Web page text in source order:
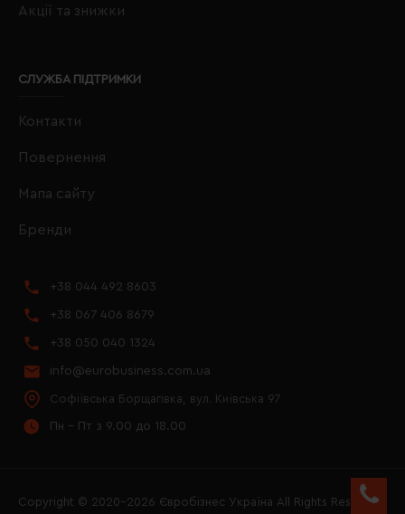
Акції та знижки
СЛУЖБА ПІДТРИМКИ
Контакти
Повернення
Мапа сайту
Бренди
+38 044 492 8603
+38 067 406 8679
+38 050 040 1324
info@eurobusiness.com.ua
Софіївська Борщагівка, вул. Київська 97
Пн - Пт з 9.00 до 18.00
Copyright © 2020–2026 Євробізнес Україна All Rights Reserved